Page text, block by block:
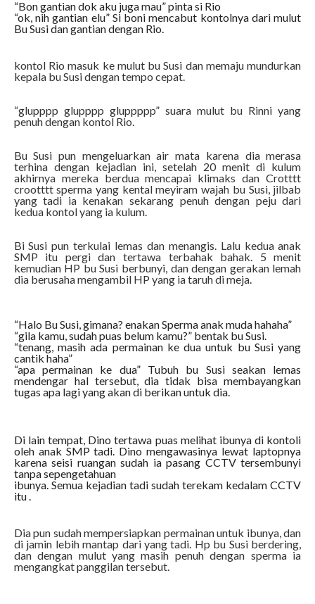
“Bon gantian dok aku juga mau” pinta si Rio
“ok, nih gantian elu” Si boni mencabut kontolnya dari mulut
Bu Susi dan gantian dengan Rio.
kontol Rio masuk ke mulut bu Susi dan memaju mundurkan
kepala bu Susi dengan tempo cepat.
“glupppp glupppp gluppppp” suara mulut bu Rinni yang
penuh dengan kontol Rio.
Bu Susi pun mengeluarkan air mata karena dia merasa
terhina dengan kejadian ini, setelah 20 menit di kulum
akhirnya mereka berdua mencapai klimaks dan Crotttt
crootttt sperma yang kental meyiram wajah bu Susi, jilbab
yang tadi ia kenakan sekarang penuh dengan peju dari
kedua kontol yang ia kulum.
Bi Susi pun terkulai lemas dan menangis. Lalu kedua anak
SMP itu pergi dan tertawa terbahak bahak. 5 menit
kemudian HP bu Susi berbunyi, dan dengan gerakan lemah
dia berusaha mengambil HP yang ia taruh di meja.
“Halo Bu Susi, gimana? enakan Sperma anak muda hahaha”
“gila kamu, sudah puas belum kamu?” bentak bu Susi.
“tenang, masih ada permainan ke dua untuk bu Susi yang
cantik haha”
“apa permainan ke dua” Tubuh bu Susi seakan lemas
mendengar hal tersebut, dia tidak bisa membayangkan
tugas apa lagi yang akan di berikan untuk dia.
Di lain tempat, Dino tertawa puas melihat ibunya di kontoli
oleh anak SMP tadi. Dino mengawasinya lewat laptopnya
karena seisi ruangan sudah ia pasang CCTV tersembunyi
tanpa sepengetahuan
ibunya. Semua kejadian tadi sudah terekam kedalam CCTV
itu .
Dia pun sudah mempersiapkan permainan untuk ibunya, dan
di jamin lebih mantap dari yang tadi. Hp bu Susi berdering,
dan dengan mulut yang masih penuh dengan sperma ia
mengangkat panggilan tersebut.